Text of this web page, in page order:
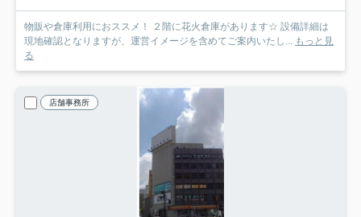
物販や倉庫利用におススメ！ ２階に花火倉庫があります☆ 設備詳細は
現地確認となりますが、運営イメージを含めてご案内いたし... もっと見
る
店舗事務所